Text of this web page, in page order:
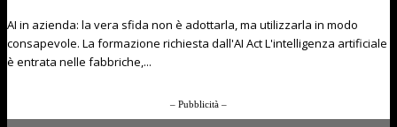
AI in azienda: la vera sfida non è adottarla, ma utilizzarla in modo
consapevole. La formazione richiesta dall'AI Act L'intelligenza artificiale
è entrata nelle fabbriche,...
– Pubblicità –